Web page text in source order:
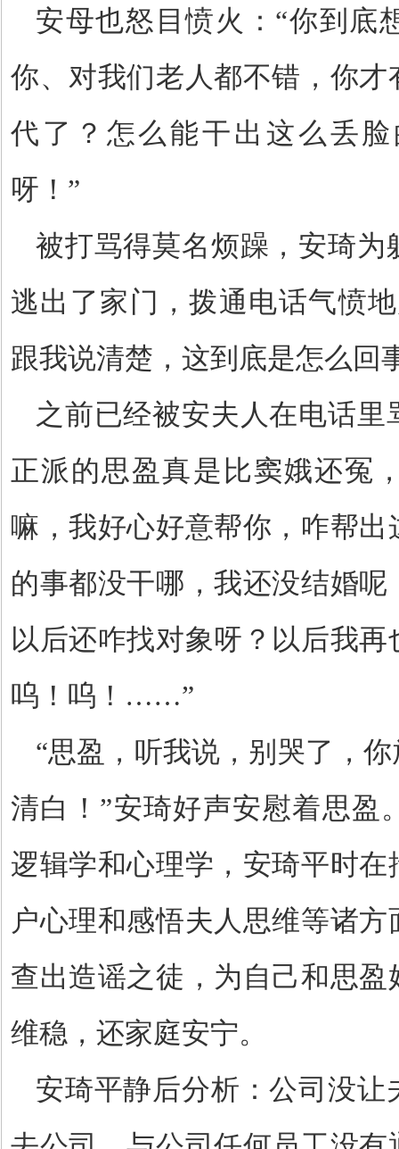
安母也怒目愤火： “你到底
你、对我们老人都不错，你
代了？怎么能干出这么丢
呀！”
被打骂得莫名烦躁，安琦为
逃出了家门，拨通电话气愤
跟我说清楚，这到底是怎么回
之前已经被安夫人在电话
正派的思盈真是比窦娥还冤
嘛，我好心好意帮你，咋帮
的事都没干哪，我还没结婚
以后还咋找对象呀？以后我
呜！呜！……”
“思盈，听我说，别哭了，
清白！”安琦好声安慰着思盈
逻辑学和心理学，安琦平时
户心理和感悟夫人思维等诸
查出造谣之徒，为自己和思
维稳，还家庭安宁。
安琦平静后分析：公司没让